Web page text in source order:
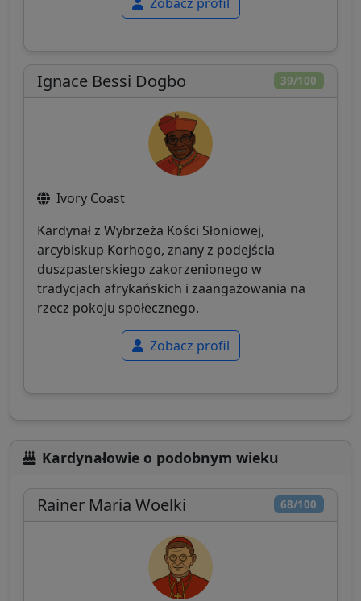
39/100
Ignace Bessi Dogbo
Ivory Coast
Kardynał z Wybrzeża Kości Słoniowej,
arcybiskup Korhogo, znany z podejścia
duszpasterskiego zakorzenionego w
tradycjach afrykańskich i zaangażowania na
rzecz pokoju społecznego.
Zobacz profil
Kardynałowie o podobnym wieku
68/100
Rainer Maria Woelki